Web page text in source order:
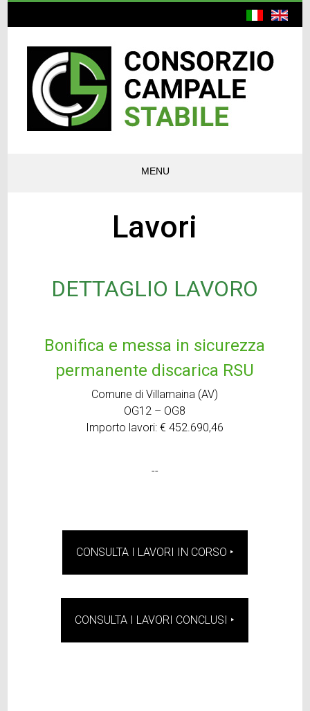
MENU
Lavori
DETTAGLIO LAVORO
Bonifica e messa in sicurezza
permanente discarica RSU
Comune di Villamaina (AV)
OG12 – OG8
Importo lavori: € 452.690,46
--
CONSULTA I LAVORI IN CORSO ‣
CONSULTA I LAVORI CONCLUSI ‣